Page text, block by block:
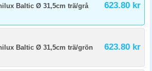
Baltic Ø 31,5cm trä/grå 623.80 kr
Baltic Ø 31,5cm trä/grön 623.80 kr